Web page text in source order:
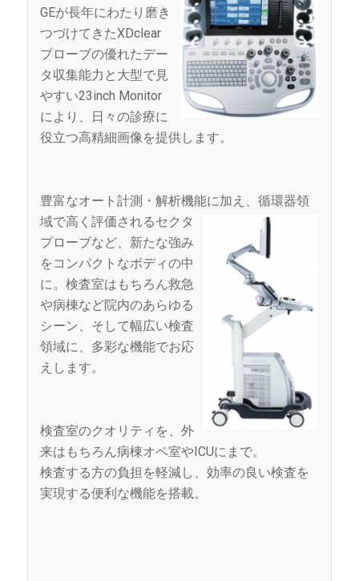
GEが長年にわたり磨き
つづけてきたXDclear
プローブの優れたデー
タ収集能力と大型で見
やすい23inch Monitor
により、日々の診療に
役立つ高精細画像を提供します。
豊富なオート計測・解析機能に加え、循環器領
域で高く評価されるセクタ
プローブなど、新たな強み
をコンパクトなボディの中
に。検査室はもちろん救急
や病棟など院内のあらゆる
シーン、そして幅広い検査
領域に、多彩な機能でお応
えします。
検査室のクオリティを、外
来はもちろん病棟オペ室やICUにまで。
検査する方の負担を軽減し、効率の良い検査を
実現する便利な機能を搭載。